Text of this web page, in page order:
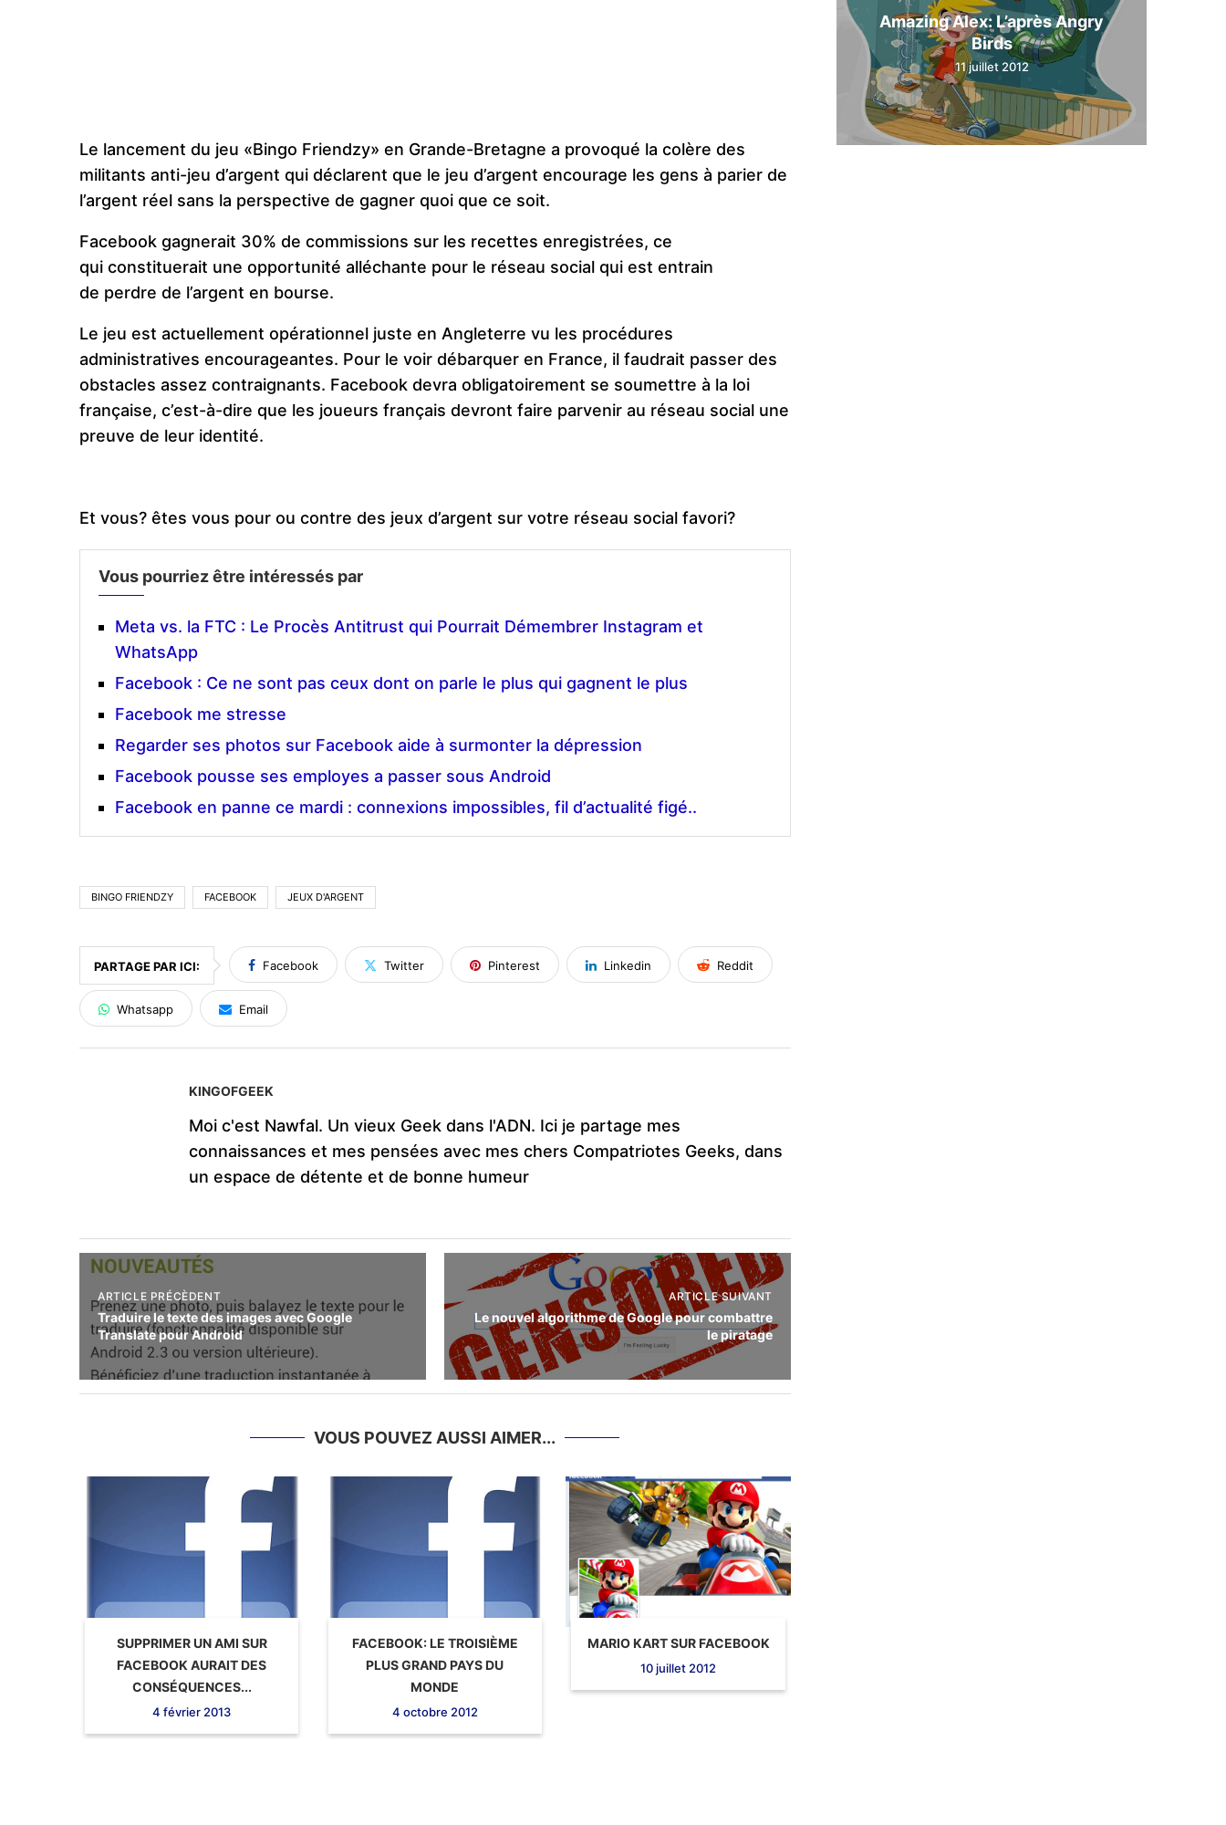
Le lancement du jeu «Bingo Friendzy» en Grande-Bretagne a provoqué la colère des
militants anti-jeu d’argent qui déclarent que le jeu d’argent encourage les gens à parier de
l’argent réel sans la perspective de gagner quoi que ce soit.
Facebook gagnerait 30% de commissions sur les recettes enregistrées, ce
qui constituerait une opportunité alléchante pour le réseau social qui est entrain
de perdre de l’argent en bourse.
Le jeu est actuellement opérationnel juste en Angleterre vu les procédures
administratives encourageantes. Pour le voir débarquer en France, il faudrait passer des
obstacles assez contraignants. Facebook devra obligatoirement se soumettre à la loi
française, c’est-à-dire que les joueurs français devront faire parvenir au réseau social une
preuve de leur identité.
Et vous? êtes vous pour ou contre des jeux d’argent sur votre réseau social favori?
Vous pourriez être intéressés par
Meta vs. la FTC : Le Procès Antitrust qui Pourrait Démembrer Instagram et
WhatsApp
Facebook : Ce ne sont pas ceux dont on parle le plus qui gagnent le plus
Facebook me stresse
Regarder ses photos sur Facebook aide à surmonter la dépression
Facebook pousse ses employes a passer sous Android
Facebook en panne ce mardi : connexions impossibles, fil d’actualité figé..
BINGO FRIENDZY FACEBOOK JEUX D'ARGENT
PARTAGE PAR ICI: Facebook Twitter Pinterest Linkedin Reddit
Whatsapp Email
KINGOFGEEK
Moi c'est Nawfal. Un vieux Geek dans l'ADN. Ici je partage mes
connaissances et mes pensées avec mes chers Compatriotes Geeks, dans
un espace de détente et de bonne humeur
ARTICLE PRÉCÈDENT
Traduire le texte des images avec Google
Translate pour Android
ARTICLE SUIVANT
Le nouvel algorithme de Google pour combattre
le piratage
VOUS POUVEZ AUSSI AIMER...
SUPPRIMER UN AMI SUR
FACEBOOK AURAIT DES
CONSÉQUENCES...
4 février 2013
FACEBOOK: LE TROISIÈME
PLUS GRAND PAYS DU
MONDE
4 octobre 2012
MARIO KART SUR FACEBOOK
10 juillet 2012
Amazing Alex: L’après Angry
Birds
11 juillet 2012